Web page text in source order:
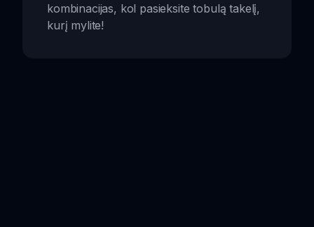
kombinacijas, kol pasieksite tobulą takelį,
kurį mylite!